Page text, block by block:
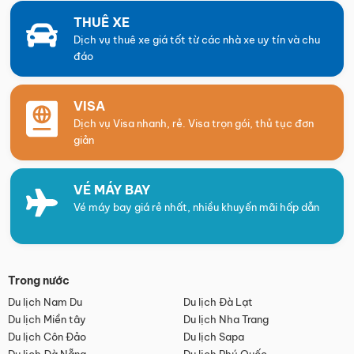
THUÊ XE
Dịch vụ thuê xe giá tốt từ các nhà xe uy tín và chu
đáo
VISA
Dịch vụ Visa nhanh, rẻ. Visa trọn gói, thủ tục đơn
giản
VÉ MÁY BAY
Vé máy bay giá rẻ nhất, nhiều khuyến mãi hấp dẫn
Trong nước
Du lịch Nam Du
Du lịch Đà Lạt
Du lịch Miền tây
Du lịch Nha Trang
Du lịch Côn Đảo
Du lịch Sapa